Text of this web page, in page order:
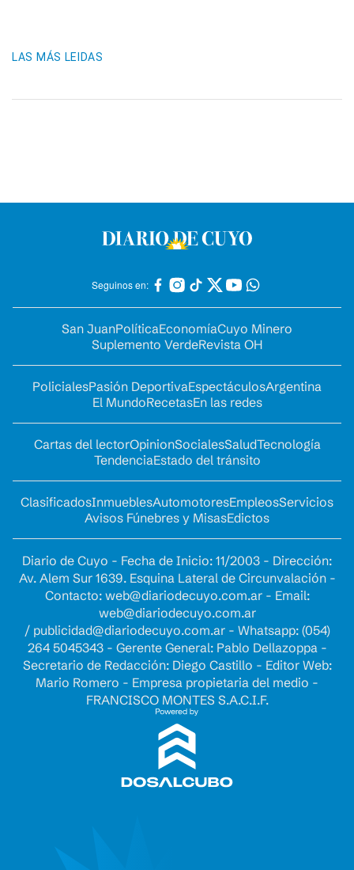
LAS MÁS LEIDAS
Seguinos en:
San JuanPolíticaEconomíaCuyo Minero
Suplemento VerdeRevista OH
PolicialesPasión DeportivaEspectáculosArgentina
El MundoRecetasEn las redes
Cartas del lectorOpinionSocialesSaludTecnología
TendenciaEstado del tránsito
ClasificadosInmueblesAutomotoresEmpleosServicios
Avisos Fúnebres y MisasEdictos
Diario de Cuyo - Fecha de Inicio: 11/2003 - Dirección:
Av. Alem Sur 1639. Esquina Lateral de Circunvalación -
Contacto: web@diariodecuyo.com.ar- Email:
web@diariodecuyo.com.ar
/ publicidad@diariodecuyo.com.ar- Whatsapp: (054)
264 5045343 - Gerente General: Pablo Dellazoppa -
Secretario de Redacción: Diego Castillo - Editor Web:
Mario Romero - Empresa propietaria del medio -
FRANCISCO MONTES S.A.C.I.F.